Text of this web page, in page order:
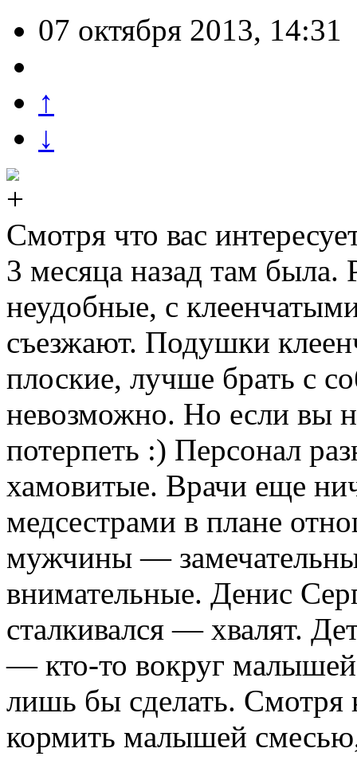
07 октября 2013, 14:31
↑
↓
Смотря что вас
3 месяца назад там была.
неудобные, с
съезжают. Подушки
плоские, лучше брать с
невозможно. Но если вы
потерпеть :) Персонал
хамовитые. Врачи еще
медсестрами в плане
мужчины —
внимательные. Денис
сталкивался — хвалят.
— кто-то вокруг малышей
лишь бы сделать. Смотря
кормить малышей